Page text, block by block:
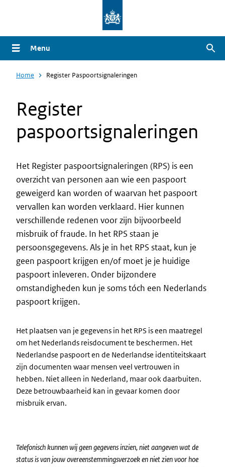
naar
de
gaan
Menu
Home Register Paspoortsignaleringen
Register
paspoortsignaleringen
Intro
Het Register paspoortsignaleringen (RPS) is een
overzicht van personen aan wie een paspoort
geweigerd kan worden of waarvan het paspoort
vervallen kan worden verklaard. Hier kunnen
verschillende redenen voor zijn bijvoorbeeld
misbruik of fraude. In het RPS staan je
persoonsgegevens. Als je in het RPS staat, kun je
geen paspoort krijgen en/of moet je je huidige
paspoort inleveren. Onder bijzondere
omstandigheden kun je soms tóch een Nederlands
paspoort krijgen.
Het plaatsen van je gegevens in het RPS is een maatregel
om het Nederlands reisdocument te beschermen. Het
Nederlandse paspoort en de Nederlandse identiteitskaart
zijn documenten waar mensen veel vertrouwen in
hebben. Niet alleen in Nederland, maar ook daarbuiten.
Deze betrouwbaarheid kan in gevaar komen door
misbruik ervan.
Telefonisch kunnen wij geen gegevens inzien, niet aangeven wat de
status is van jouw overeenstemmingsverzoek en niet zien voor hoe